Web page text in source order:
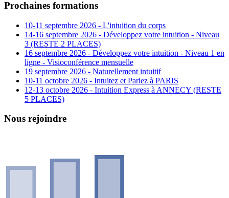
Prochaines formations
10-11 septembre 2026 - L'intuition du corps
14-16 septembre 2026 - Développez votre intuition - Niveau
3 (RESTE 2 PLACES)
16 septembre 2026 - Développez votre intuition - Niveau 1 en
ligne - Visioconférence mensuelle
19 septembre 2026 - Naturellement intuitif
10-11 octobre 2026 - Intuitez et Pariez à PARIS
12-13 octobre 2026 - Intuition Express à ANNECY (RESTE
5 PLACES)
Nous rejoindre